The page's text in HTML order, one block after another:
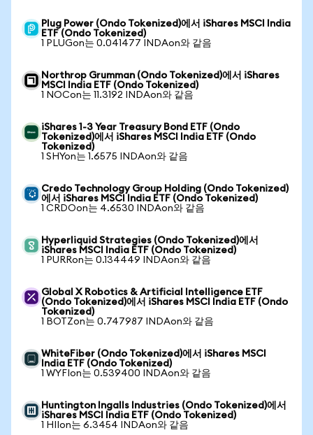
Plug Power (Ondo Tokenized)에서 iShares MSCI India
ETF (Ondo Tokenized)
1 PLUGon는 0.041477 INDAon와 같음
Northrop Grumman (Ondo Tokenized)에서 iShares
MSCI India ETF (Ondo Tokenized)
1 NOCon는 11.3192 INDAon와 같음
iShares 1-3 Year Treasury Bond ETF (Ondo
Tokenized)에서 iShares MSCI India ETF (Ondo
Tokenized)
1 SHYon는 1.6575 INDAon와 같음
Credo Technology Group Holding (Ondo Tokenized)
에서 iShares MSCI India ETF (Ondo Tokenized)
1 CRDOon는 4.6530 INDAon와 같음
Hyperliquid Strategies (Ondo Tokenized)에서
iShares MSCI India ETF (Ondo Tokenized)
1 PURRon는 0.134449 INDAon와 같음
Global X Robotics & Artificial Intelligence ETF
(Ondo Tokenized)에서 iShares MSCI India ETF (Ondo
Tokenized)
1 BOTZon는 0.747987 INDAon와 같음
WhiteFiber (Ondo Tokenized)에서 iShares MSCI
India ETF (Ondo Tokenized)
1 WYFIon는 0.539400 INDAon와 같음
Huntington Ingalls Industries (Ondo Tokenized)에서
iShares MSCI India ETF (Ondo Tokenized)
1 HIIon는 6.3454 INDAon와 같음